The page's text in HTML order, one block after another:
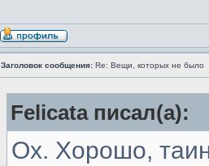
Заголовок сообщения: Re: Вещи, которых не было
Felicata писал(а):
Ох. Хорошо,